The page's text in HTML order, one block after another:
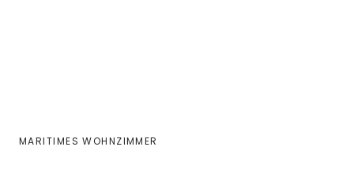
MARITIMES WOHNZIMMER